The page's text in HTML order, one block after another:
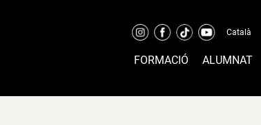
Català
FORMACIÓ ALUMNAT